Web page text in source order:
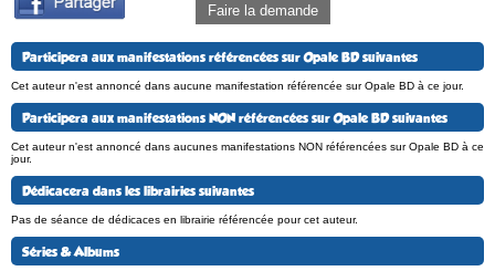
Faire la demande
Participera aux manifestations référencées sur Opale BD suivantes
Cet auteur n'est annoncé dans aucune manifestation référencée sur Opale BD à ce jour.
Participera aux manifestations NON référencées sur Opale BD suivantes
Cet auteur n'est annoncé dans aucunes manifestations NON référencées sur Opale BD à ce
jour.
Dédicacera dans les librairies suivantes
Pas de séance de dédicaces en librairie référencée pour cet auteur.
Séries & Albums